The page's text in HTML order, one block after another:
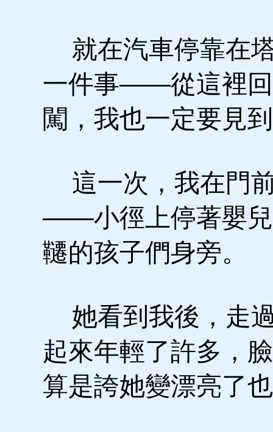
就在汽車停靠在
一件事——從這裡回
闖，我也一定要見
這一次，我在門
——小徑上停著嬰兒
韆的孩子們身旁。
她看到我後，走
起來年輕了許多，
算是誇她變漂亮了